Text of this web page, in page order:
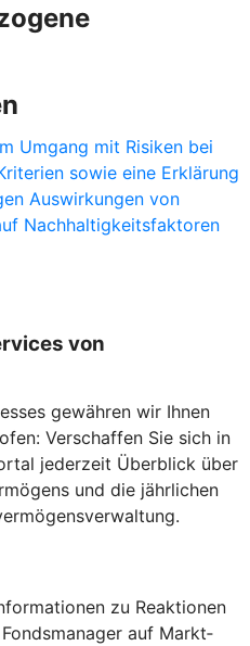
Umgang mit Risiken bei
sowie eine Erklärung
Auswirkungen von
Nachhaltigkeitsfaktoren
von
gewähren wir Ihnen
Verschaffen Sie sich in
jederzeit Überblick über
und die jährlichen
zu Reaktionen
auf Markt­